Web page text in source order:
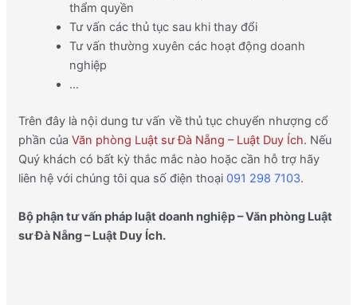
thẩm quyền
Tư vấn các thủ tục sau khi thay đổi
Tư vấn thường xuyên các hoạt động doanh
nghiệp
…
Trên đây là nội dung tư vấn về thủ tục chuyển nhượng cổ
phần của Văn phòng Luật sư Đà Nẵng – Luật Duy Ích. Nếu
Quý khách có bất kỳ thắc mắc nào hoặc cần hỗ trợ hãy
liên hệ với chúng tôi qua số điện thoại 091 298 7103.
Bộ phận tư vấn pháp luật doanh nghiệp – Văn phòng Luật
sư Đà Nẵng – Luật Duy Ích.